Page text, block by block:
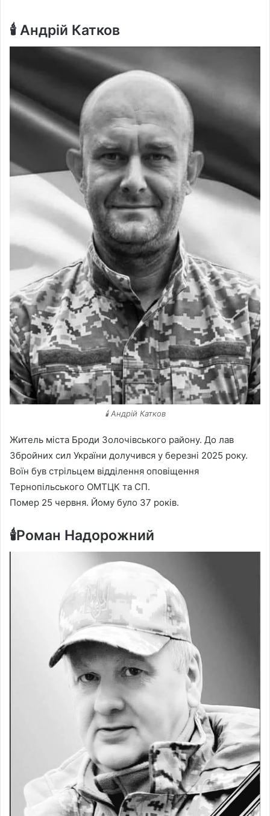
🕯️ Андрій Катков
🕯️ Андрій Катков
Житель міста Броди Золочівського району. До лав
Збройних сил України долучився у березні 2025 року.
Воїн був стрільцем відділення оповіщення
Тернопільського ОМТЦК та СП.
Помер 25 червня. Йому було 37 років.
🕯️Роман Надорожний